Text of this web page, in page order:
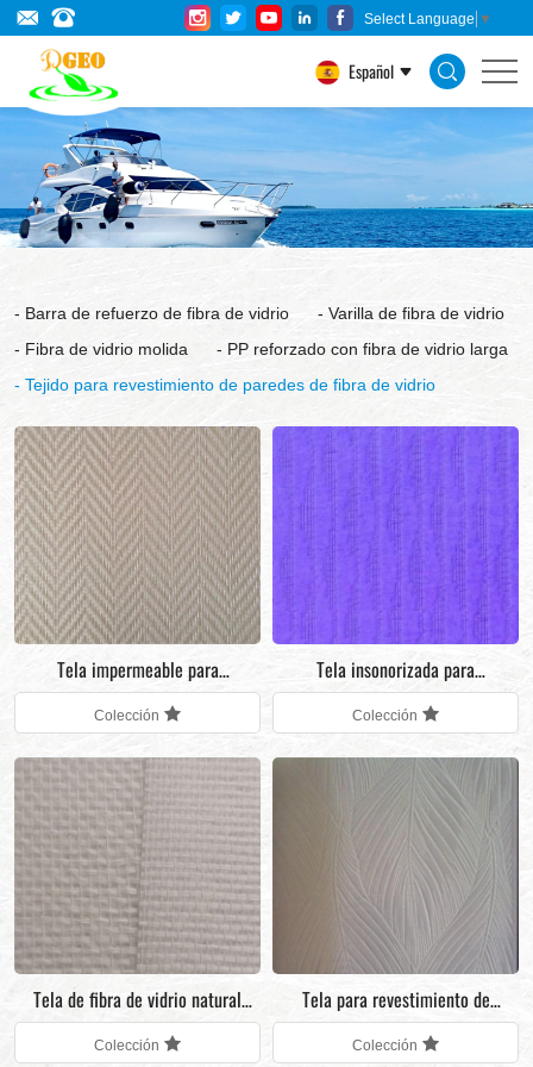
Select Language ▼
Español
Tejido
para
revestimiento
de
paredes
de
de
vidrio
Barra de refuerzo de fibra de vidrio
Varilla de fibra de vidrio
Fibra de vidrio molida
PP reforzado con fibra de vidrio larga
Tejido para revestimiento de paredes de fibra de vidrio
Tela impermeable para
revestimiento de paredes de fibra
de vidrio para decoración de
paredes de restaurantes
Colección
Tela insonorizada para
revestimiento de paredes de fibra
de vidrio
Colección
Tela de fibra de vidrio natural
pintable para decoración de
Colección
Tela para revestimiento de
paredes de fibra de vidrio
Colección